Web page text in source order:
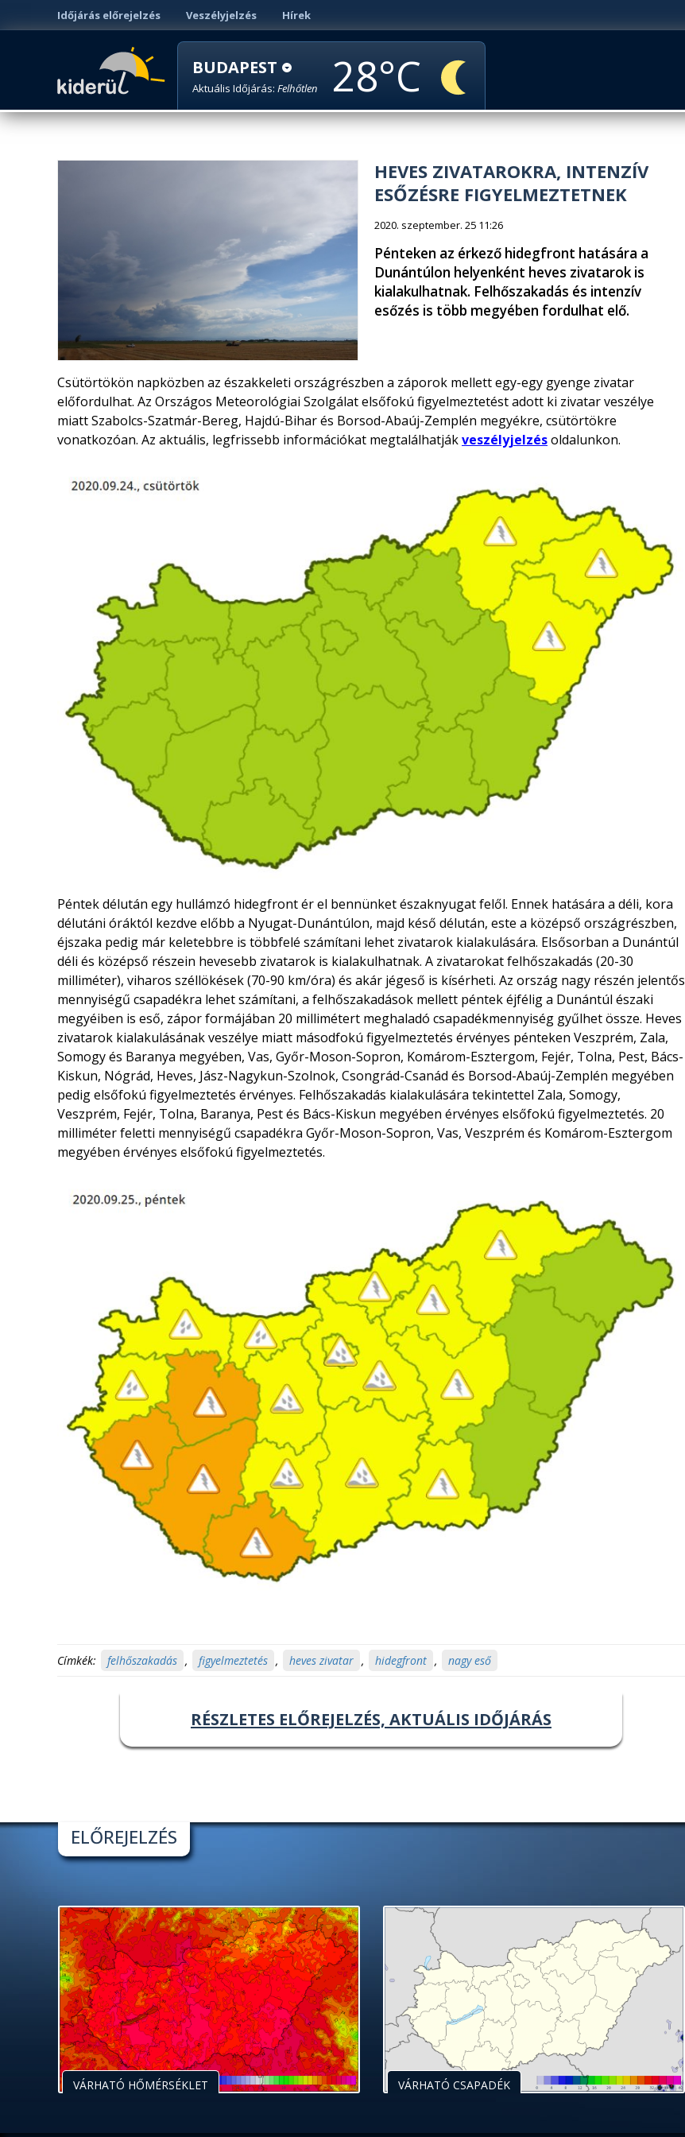
Időjárás előrejelzés Veszélyjelzés Hírek
BUDAPEST
Aktuális Időjárás: Felhőtlen 28
HEVES ZIVATAROKRA, INTENZÍV
ESŐZÉSRE FIGYELMEZTETNEK
2020. szeptember. 25 11:26
Pénteken az érkező hidegfront hatására a
Dunántúlon helyenként heves zivatarok is
kialakulhatnak. Felhőszakadás és intenzív
esőzés is több megyében fordulhat elő.
Csütörtökön napközben az északkeleti országrészben a záporok mellett egy-egy gyenge zivatar
előfordulhat. Az Országos Meteorológiai Szolgálat elsőfokú figyelmeztetést adott ki zivatar veszélye
miatt Szabolcs-Szatmár-Bereg, Hajdú-Bihar és Borsod-Abaúj-Zemplén megyékre, csütörtökre
vonatkozóan. Az aktuális, legfrissebb információkat megtalálhatjákveszélyjelzésoldalunkon.
Péntek délután egy hullámzó hidegfront ér el bennünket északnyugat felől. Ennek hatására a déli, kora
délutáni óráktól kezdve előbb a Nyugat-Dunántúlon, majd késő délután, este a középső országrészben,
éjszaka pedig már keletebbre is többfelé számítani lehet zivatarok kialakulására. Elsősorban a Dunántúl
déli és középső részein hevesebb zivatarok is kialakulhatnak. A zivatarokat felhőszakadás (20-30
milliméter), viharos széllökések (70-90 km/óra) és akár jégeső is kísérheti. Az ország nagy részén jelentős
mennyiségű csapadékra lehet számítani, a felhőszakadások mellett péntek éjfélig a Dunántúl északi
megyéiben is eső, zápor formájában 20 millimétert meghaladó csapadékmennyiség gyűlhet össze. Heves
zivatarok kialakulásának veszélye miatt másodfokú figyelmeztetés érvényes pénteken Veszprém, Zala,
Somogy és Baranya megyében, Vas, Győr-Moson-Sopron, Komárom-Esztergom, Fejér, Tolna, Pest, Bács-
Kiskun, Nógrád, Heves, Jász-Nagykun-Szolnok, Csongrád-Csanád és Borsod-Abaúj-Zemplén megyében
pedig elsőfokú figyelmeztetés érvényes. Felhőszakadás kialakulására tekintettel Zala, Somogy,
Veszprém, Fejér, Tolna, Baranya, Pest és Bács-Kiskun megyében érvényes elsőfokú figyelmeztetés. 20
milliméter feletti mennyiségű csapadékra Győr-Moson-Sopron, Vas, Veszprém és Komárom-Esztergom
megyében érvényes elsőfokú figyelmeztetés.
Címkék: felhőszakadás , figyelmeztetés , heves zivatar , hidegfront , nagy eső
RÉSZLETES ELŐREJELZÉS, AKTUÁLIS IDŐJÁRÁS
ELŐREJELZÉS
VÁRHATÓ HŐMÉRSÉKLET VÁRHATÓ CSAPADÉK